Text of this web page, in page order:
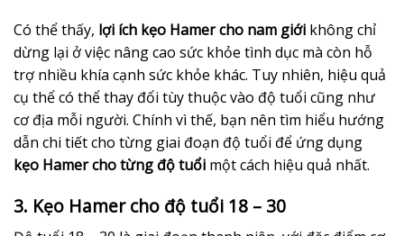
Có thể thấy, lợi ích kẹo Hamer cho nam giới không chỉ
dừng lại ở việc nâng cao sức khỏe tình dục mà còn hỗ
trợ nhiều khía cạnh sức khỏe khác. Tuy nhiên, hiệu quả
cụ thể có thể thay đổi tùy thuộc vào độ tuổi cũng như
cơ địa mỗi người. Chính vì thế, bạn nên tìm hiểu hướng
dẫn chi tiết cho từng giai đoạn độ tuổi để ứng dụng
kẹo Hamer cho từng độ tuổi một cách hiệu quả nhất.
3. Kẹo Hamer cho độ tuổi 18 – 30